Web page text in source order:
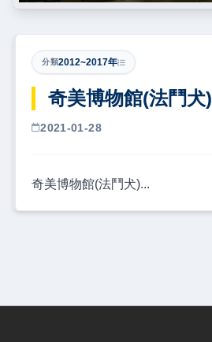
分類2012~2017年
奇美博物館(法鬥犬)
2021-01-28
奇美博物館(法鬥犬)...